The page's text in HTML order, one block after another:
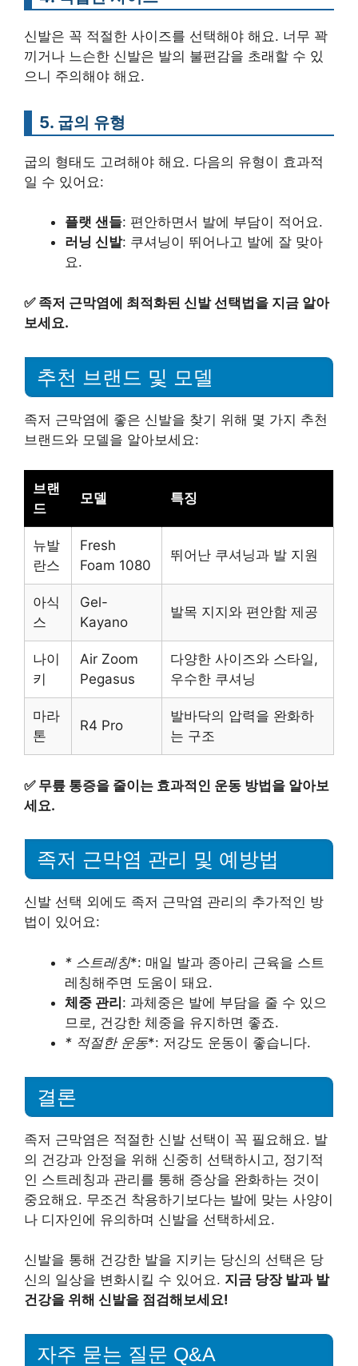
신발은 꼭 적절한 사이즈를 선택해야 해요. 너무 꽉
끼거나 느슨한 신발은 발의 불편감을 초래할 수 있
으니 주의해야 해요.
5. 굽의 유형
굽의 형태도 고려해야 해요. 다음의 유형이 효과적
일 수 있어요:
플랫 샌들: 편안하면서 발에 부담이 적어요.
러닝 신발: 쿠셔닝이 뛰어나고 발에 잘 맞아
요.
✅ 족저 근막염에 최적화된 신발 선택법을 지금 알아
보세요.
추천 브랜드 및 모델
족저 근막염에 좋은 신발을 찾기 위해 몇 가지 추천
브랜드와 모델을 알아보세요:
브랜
드
모델 특징
뉴발
란스
Fresh
Foam 1080
뛰어난 쿠셔닝과 발 지원
아식
스
Gel-
Kayano
발목 지지와 편안함 제공
나이
키
Air Zoom
Pegasus
다양한 사이즈와 스타일,
우수한 쿠셔닝
마라
톤
R4 Pro
발바닥의 압력을 완화하
는 구조
✅ 무릎 통증을 줄이는 효과적인 운동 방법을 알아보
세요.
족저 근막염 관리 및 예방법
신발 선택 외에도 족저 근막염 관리의 추가적인 방
법이 있어요:
* 스트레칭*: 매일 발과 종아리 근육을 스트
레칭해주면 도움이 돼요.
체중 관리: 과체중은 발에 부담을 줄 수 있으
므로, 건강한 체중을 유지하면 좋죠.
* 적절한 운동*: 저강도 운동이 좋습니다.
결론
족저 근막염은 적절한 신발 선택이 꼭 필요해요. 발
의 건강과 안정을 위해 신중히 선택하시고, 정기적
인 스트레칭과 관리를 통해 증상을 완화하는 것이
중요해요. 무조건 착용하기보다는 발에 맞는 사양이
나 디자인에 유의하며 신발을 선택하세요.
신발을 통해 건강한 발을 지키는 당신의 선택은 당
신의 일상을 변화시킬 수 있어요. 지금 당장 발과 발
건강을 위해 신발을 점검해보세요!
자주 묻는 질문 Q&A